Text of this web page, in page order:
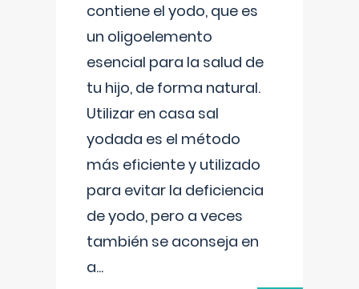
contiene el yodo, que es
un oligoelemento
esencial para la salud de
tu hijo, de forma natural.
Utilizar en casa sal
yodada es el método
más eficiente y utilizado
para evitar la deficiencia
de yodo, pero a veces
también se aconseja en
a...